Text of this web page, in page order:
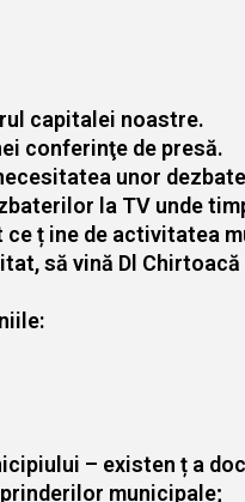
capitalei noastre.
conferinţe de presă.
unor
la TV unde
ț ine de activitatea
să vină Dl Chirtoacă
– existen ț a
municipale;